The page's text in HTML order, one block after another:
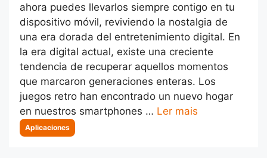
ahora puedes llevarlos siempre contigo en tu
dispositivo móvil, reviviendo la nostalgia de
una era dorada del entretenimiento digital. En
la era digital actual, existe una creciente
tendencia de recuperar aquellos momentos
que marcaron generaciones enteras. Los
juegos retro han encontrado un nuevo hogar
en nuestros smartphones … Ler mais
Categorias
Aplicaciones